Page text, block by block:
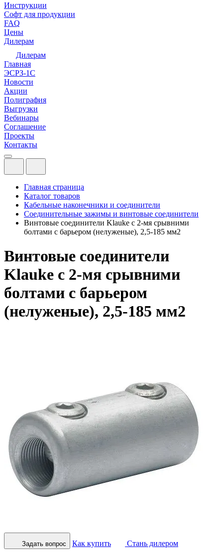
Инструкции
Софт для продукции
FAQ
Цены
Дилерам
Дилерам
Главная
ЭСРЗ-1С
Новости
Акции
Полиграфия
Выгрузки
Вебинары
Соглашение
Проекты
Контакты
Главная страница
Каталог товаров
Кабельные наконечники и соединители
Соединительные зажимы и винтовые соединители
Винтовые соединители Klauke с 2-мя срывними
болтами с барьером (нелуженые), 2,5-185 мм2
Винтовые соединители
Klauke с 2-мя срывними
болтами с барьером
(нелуженые), 2,5-185 мм2
Задать вопрос Как купить Стань дилером